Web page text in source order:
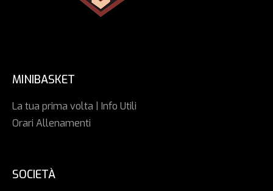
MINIBASKET
La tua prima volta | Info Utili
Orari Allenamenti
SOCIETÀ